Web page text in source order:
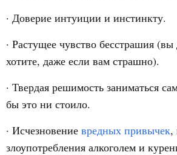
· Доверие интуиции и инстинкту.
· Растущее чувство бесстрашия (вы
хотите, даже если вам страшно).
· Твердая решимость заниматься
бы это ни стоило.
· Исчезновение вредных привычек,
злоупотребления алкоголем и